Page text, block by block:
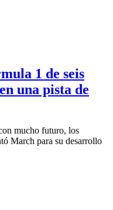
1 de seis
una pista de
mucho futuro, los
March para su desarrollo